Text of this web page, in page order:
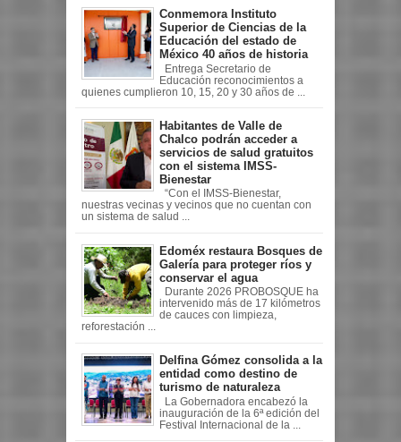
Conmemora Instituto
Superior de Ciencias de la
Educación del estado de
México 40 años de historia
Entrega Secretario de
Educación reconocimientos a
quienes cumplieron 10, 15, 20 y 30 años de ...
Habitantes de Valle de
Chalco podrán acceder a
servicios de salud gratuitos
con el sistema IMSS-
Bienestar
“Con el IMSS-Bienestar,
nuestras vecinas y vecinos que no cuentan con
un sistema de salud ...
Edoméx restaura Bosques de
Galería para proteger ríos y
conservar el agua
Durante 2026 PROBOSQUE ha
intervenido más de 17 kilómetros
de cauces con limpieza,
reforestación ...
Delfina Gómez consolida a la
entidad como destino de
turismo de naturaleza
La Gobernadora encabezó la
inauguración de la 6ª edición del
Festival Internacional de la ...